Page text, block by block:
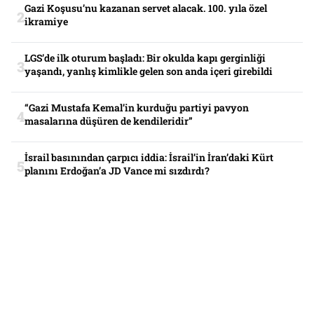
Gazi Koşusu’nu kazanan servet alacak. 100. yıla özel
ikramiye
LGS’de ilk oturum başladı: Bir okulda kapı gerginliği
yaşandı, yanlış kimlikle gelen son anda içeri girebildi
“Gazi Mustafa Kemal’in kurduğu partiyi pavyon
masalarına düşüren de kendileridir”
İsrail basınından çarpıcı iddia: İsrail’in İran’daki Kürt
planını Erdoğan’a JD Vance mi sızdırdı?